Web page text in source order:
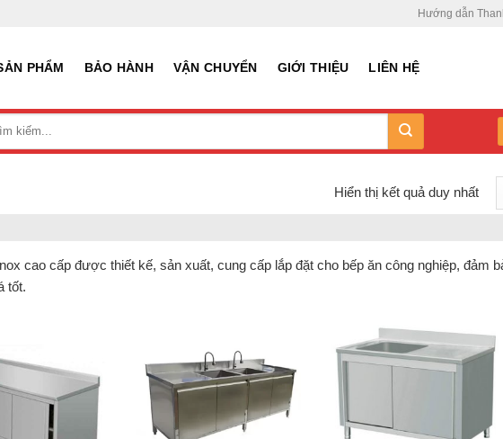
Hướng dẫn
PHẨM BẢO HÀNH VẬN CHUYỂN GIỚI THIỆU LIÊN HỆ
Hiển thị kết quả duy nhất
cao cấp được thiết kế, sản xuất, cung cấp lắp đặt cho bếp ăn công nghiệp, đảm
tốt.